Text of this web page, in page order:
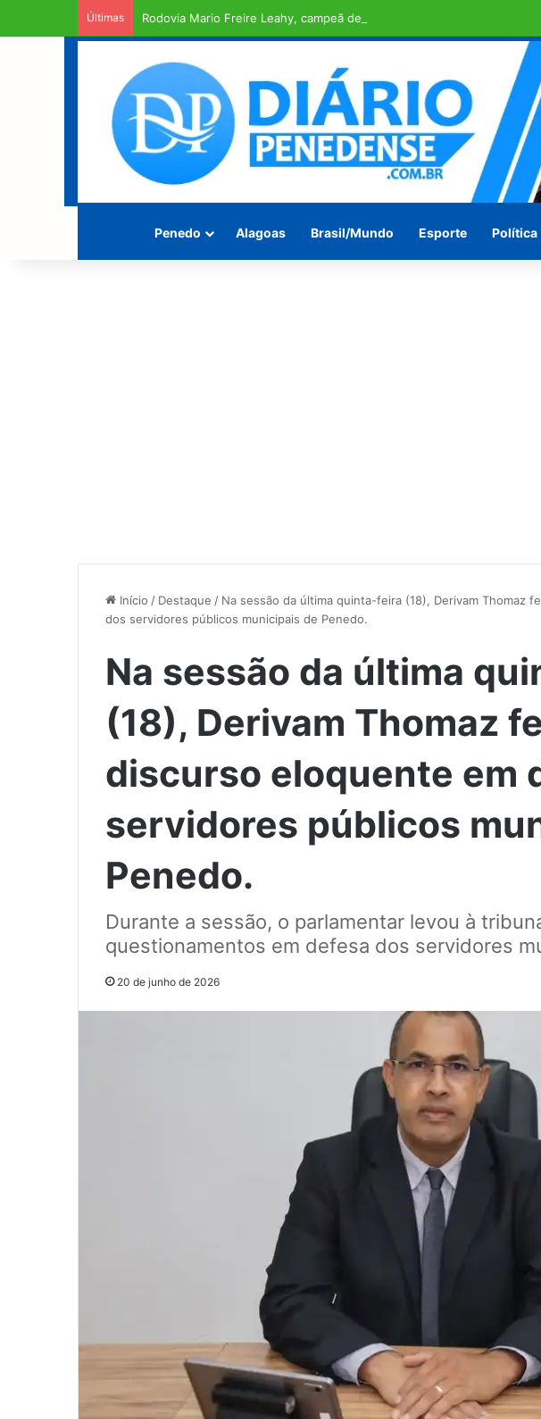
Últimas Rodovia Mario Freire Leahy, campeã de crateras em Penedo pede
Penedo Alagoas Brasil/Mundo Esporte Política
Início / Destaque / Na sessão da última quinta-feira (18), Derivam Thomaz
dos servidores públicos municipais de Penedo.
Na sessão da última
(18), Derivam Thomaz
discurso eloquente em
servidores públicos
Penedo.
Durante a sessão, o parlamentar levou à
questionamentos em defesa dos servidores
20 de junho de 2026